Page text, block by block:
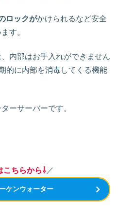
ロックがかけられるなど安全
す。
内部はお手入れができません
的に内部を消毒してくる機能
ーサーバーです。
こちらから⇩／
ケンウォーター